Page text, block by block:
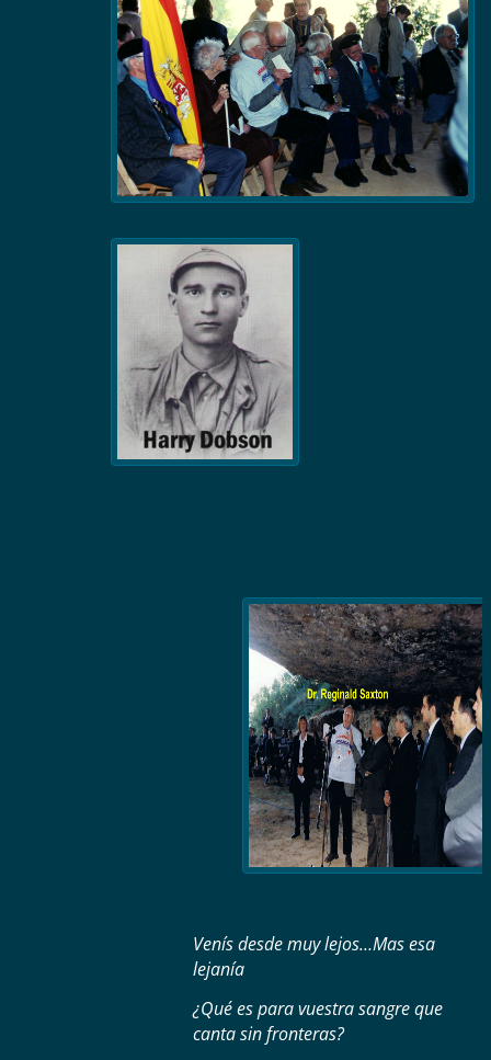
Venís desde muy lejos…Mas esa
lejanía
¿Qué es para vuestra sangre que
canta sin fronteras?